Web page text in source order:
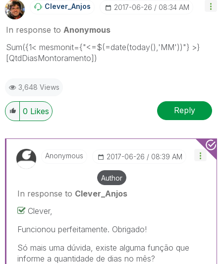
Clever_Anjos ‎2017-06-26 08:34 AM
In response to Anonymous
Sum({1< mesmonit={"<=$(=date(today(),'MM'))"} >}
[QtdDiasMontoramento])
3,648 Views
0 Likes Reply
Anonymous ‎2017-06-26 08:39 AM
Author
In response to Clever_Anjos
Clever,
Funcionou perfeitamente. Obrigado!
Só mais uma dúvida, existe alguma função que
informe a quantidade de dias no mês?